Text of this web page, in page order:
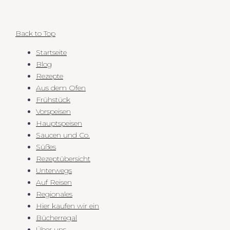
Back to Top
Startseite
Blog
Rezepte
Aus dem Ofen
Frühstück
Vorspeisen
Hauptspeisen
Saucen und Co.
Süßes
Rezeptübersicht
Unterwegs
Auf Reisen
Regionales
Hier kaufen wir ein
Bücherregal